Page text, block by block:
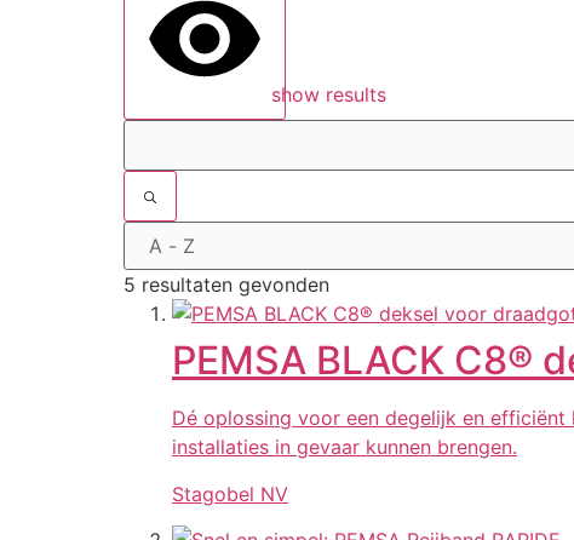
show results
5 resultaten gevonden
PEMSA BLACK C8®
Dé oplossing voor een degelijk en
installaties in gevaar kunnen brengen.
Stagobel NV